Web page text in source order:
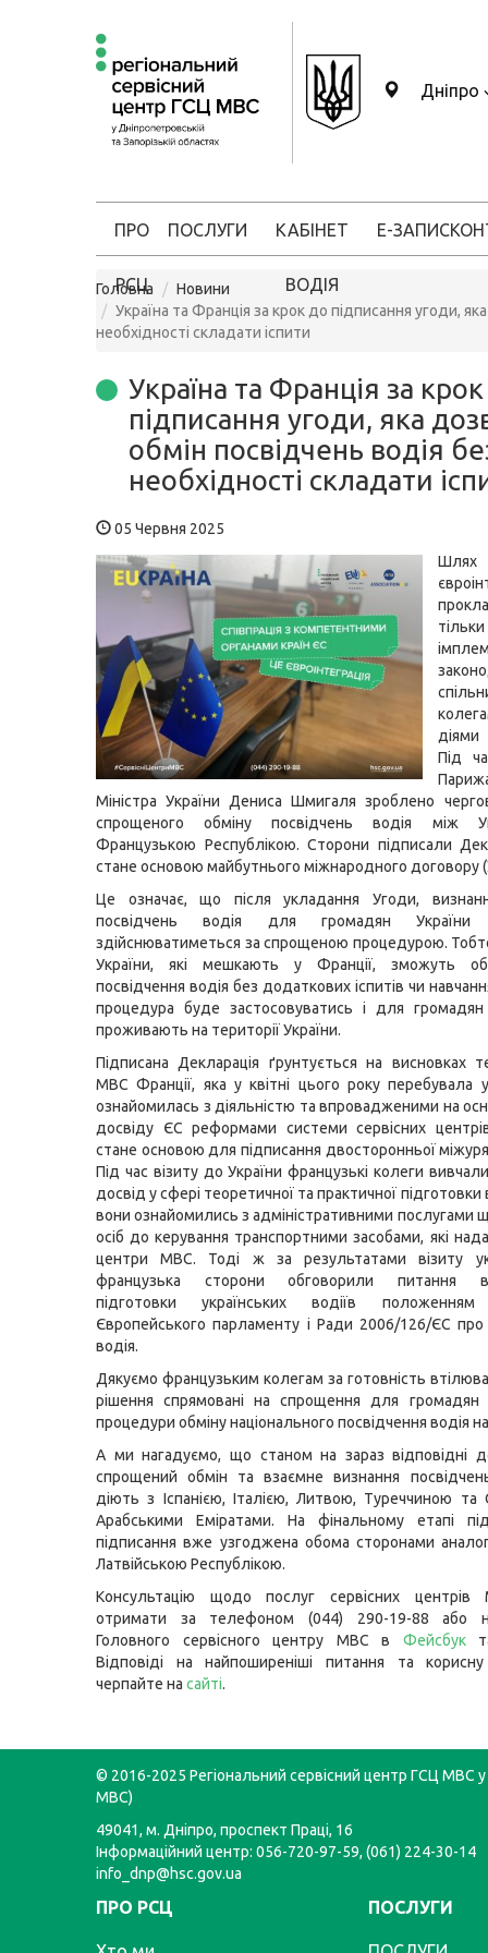
Дніпро
ПРО
РСЦ
ПОСЛУГИ КАБІНЕТ
ВОДІЯ
Е-ЗАПИС
Головна
Новини
Україна та Франція за крок до підписання угоди,
необхідності складати іспити
Україна та Франція за
підписання угоди, яка
обмін посвідчень водія
необхідності складати
05 Червня 2025
тільки
діями
Під
Міністра України Дениса Шмигаля зроблено
спрощеного обміну посвідчень водія між
Французькою Республікою. Сторони підписали
стане основою майбутнього міжнародного договору
Це означає, що після укладання Угоди,
посвідчень водія для громадян України
здійснюватиметься за спрощеною процедурою.
України, які мешкають у Франції, зможуть
посвідчення водія без додаткових іспитів чи
процедура буде застосовуватись і для громадян
проживають на території України.
Підписана Декларація ґрунтується на висновках
МВС Франції, яка у квітні цього року перебувала
ознайомилась з діяльністю та впровадженими на
досвіду ЄС реформами системи сервісних
стане основою для підписання двосторонньої
Під час візиту до України французькі колеги
досвід у сфері теоретичної та практичної підготовки
вони ознайомились з адміністративними послугами
осіб до керування транспортними засобами, які
центри МВС. Тоді ж за результатами візиту
французька сторони обговорили питання
підготовки українських водіїв
Європейського парламенту і Ради 2006/126/ЄС про
водія.
Дякуємо французьким колегам за готовність
рішення спрямовані на спрощення для громадян
процедури обміну національного посвідчення водія
А ми нагадуємо, що станом на зараз відповідні
спрощений обмін та взаємне визнання
діють з Іспанією, Італією, Литвою, Туреччиною та
Арабськими Еміратами. На фінальному етапі
підписання вже узгоджена обома сторонами
Латвійською Республікою.
Консультацію щодо послуг сервісних
отримати за телефоном (044) 290-19-88 або
Головного сервісного центру МВС в Фейсбук
Відповіді на найпоширеніші питання та
черпайте на сайті.
© 2016-2025 Регіональний сервісний центр ГСЦ МВС у
МВС)
49041, м. Дніпро, проспект Праці, 16
Інформаційний центр: 056-720-97-59, (061) 224-30-14
info_dnp@hsc.gov.ua
ПРО РСЦ ПОСЛУГИ